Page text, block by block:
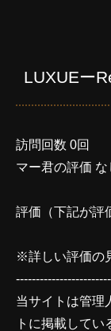
LUXUEー
訪問回数 0回
マー君の評価 な
評価（下記が評
※詳しい評価の
当サイトは管理
トに掲載して